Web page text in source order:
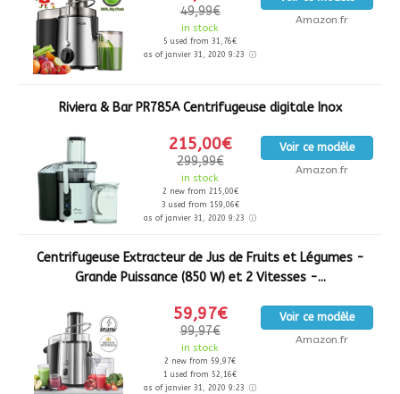
49,99€
in stock
5 used from 31,76€
as of janvier 31, 2020 9:23
Amazon.fr
Riviera & Bar PR785A Centrifugeuse digitale Inox
215,00€
299,99€
in stock
2 new from 215,00€
3 used from 159,06€
as of janvier 31, 2020 9:23
Voir ce modèle
Amazon.fr
Centrifugeuse Extracteur de Jus de Fruits et Légumes -
Grande Puissance (850 W) et 2 Vitesses -...
59,97€
99,97€
in stock
2 new from 59,97€
1 used from 52,16€
as of janvier 31, 2020 9:23
Voir ce modèle
Amazon.fr